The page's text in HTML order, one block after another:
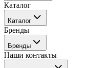
События
Покупателю
Каталог
Каталог
Профессиональные
Сервисные средства
Уход
Стайлинг
Бренды
Бренды
Tefia
Наши контакты